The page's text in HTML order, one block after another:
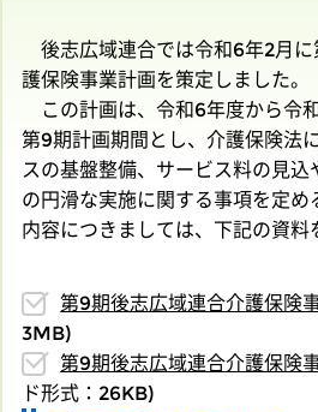
後志広域連合では令和6年2月
護保険事業計画を策定しました。
この計画は、令和6年度から令
第9期計画期間とし、介護保険法
スの基盤整備、サービス料の見込
の円滑な実施に関する事項を定め
内容につきましては、下記の資料
第9期後志広域連合介護保険
3MB)
第9期後志広域連合介護保険
ド形式：26KB)